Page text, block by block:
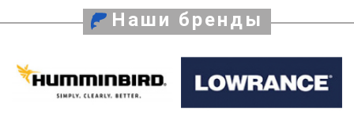
Наши бренды